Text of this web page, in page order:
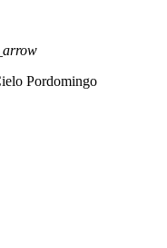
Pordomingo